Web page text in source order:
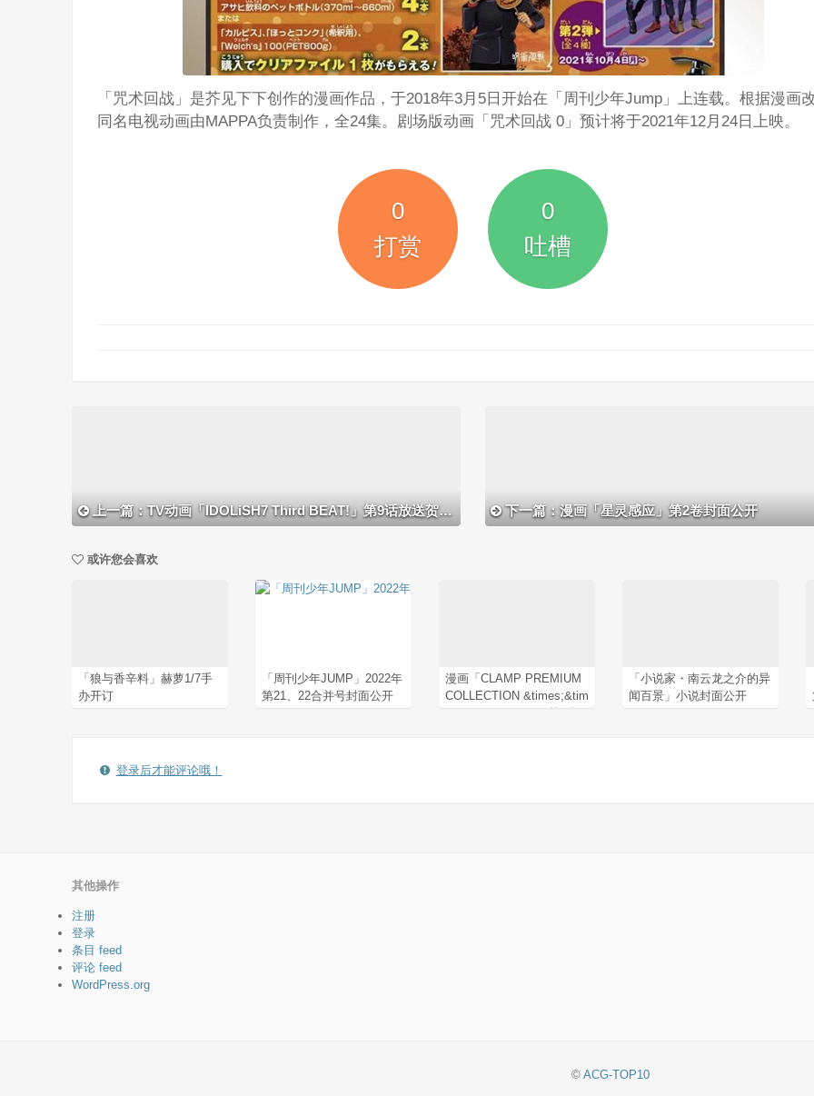
「咒术回战」是芥见下下创作的漫画作品，于2018年3月5日开始在「周刊少年Jump」上连载。根据漫画
同名电视动画由MAPPA负责制作，全24集。剧场版动画「咒术回战 0」预计将于2021年12月24日上映。
0
打赏
0
吐槽
上一篇：TV动画「IDOLiSH7 Third BEAT!」第9话放送贺图公开 下一篇：漫画「星灵感应」第2卷封面公开
或许您会喜欢
「狼与香辛料」赫萝1/7手
办开订
「周刊少年JUMP」2022年
第21、22合并号封面公开
漫画「CLAMP PREMIUM
COLLECTION &times;&tim
「小说家・南云龙之介的异
闻百景」小说封面公开
登录后才能评论哦！
其他操作
注册
登录
条目 feed
评论 feed
WordPress.org
© ACG-TOP10